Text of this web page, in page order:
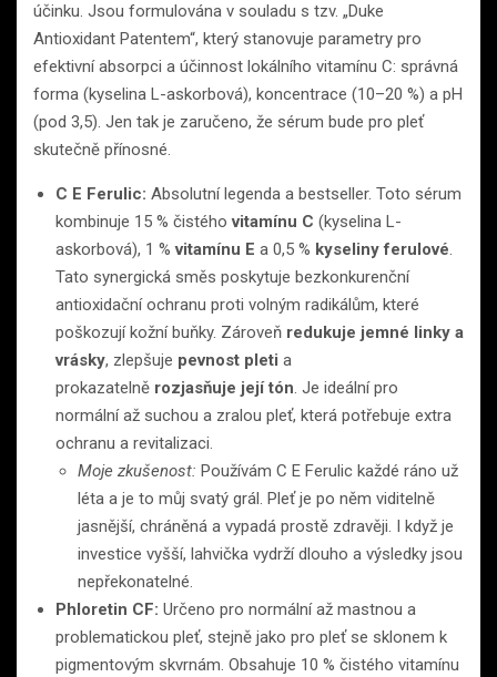
účinku. Jsou formulována v souladu s tzv. „Duke
Antioxidant Patentem“, který stanovuje parametry pro
efektivní absorpci a účinnost lokálního vitamínu C: správná
forma (kyselina L-askorbová), koncentrace (10–20 %) a pH
(pod 3,5). Jen tak je zaručeno, že sérum bude pro pleť
skutečně přínosné.
C E Ferulic: Absolutní legenda a bestseller. Toto sérum
kombinuje 15 % čistéhovitamínu C (kyselina L-
askorbová), 1 %vitamínu E a 0,5 % kyseliny ferulové.
Tato synergická směs poskytuje bezkonkurenční
antioxidační ochranu proti volným radikálům, které
poškozují kožní buňky. Zároveň redukuje jemné linky a
vrásky, zlepšuje pevnost pleti a
prokazatelně rozjasňuje její tón. Je ideální pro
normální až suchou a zralou pleť, která potřebuje extra
ochranu a revitalizaci.
Moje zkušenost: Používám C E Ferulic každé ráno už
léta a je to můj svatý grál. Pleť je po něm viditelně
jasnější, chráněná a vypadá prostě zdravěji. I když je
investice vyšší, lahvička vydrží dlouho a výsledky jsou
nepřekonatelné.
Phloretin CF: Určeno pro normální až mastnou a
problematickou pleť, stejně jako pro pleť se sklonem k
pigmentovým skvrnám. Obsahuje 10 % čistého vitamínu